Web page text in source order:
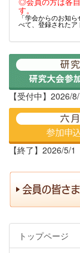
す。
「学会からのお知
べて、登録された
【受付中】2026/
【終了】2026/5/1
トップページ